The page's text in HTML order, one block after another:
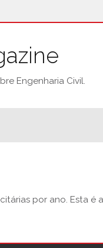
Engenharia Civil.
por ano. Esta é